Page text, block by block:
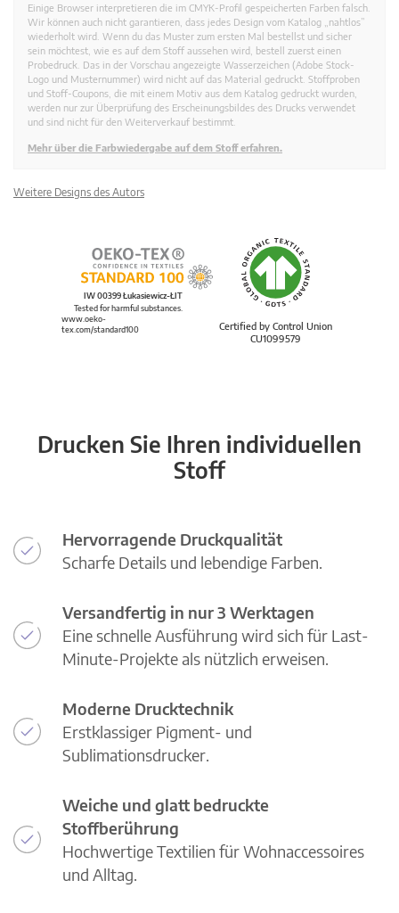
Einige Browser interpretieren die im CMYK-Profil gespeicherten Farben falsch.
Wir können auch nicht garantieren, dass jedes Design vom Katalog „nahtlos”
wiederholt wird. Wenn du das Muster zum ersten Mal bestellst und sicher
sein möchtest, wie es auf dem Stoff aussehen wird, bestell zuerst einen
Probedruck. Das in der Vorschau angezeigte Wasserzeichen (Adobe Stock-
Logo und Musternummer) wird nicht auf das Material gedruckt. Stoffproben
und Stoff-Coupons, die mit einem Motiv aus dem Katalog gedruckt wurden,
werden nur zur Überprüfung des Erscheinungsbildes des Drucks verwendet
und sind nicht für den Weiterverkauf bestimmt.
Mehr über die Farbwiedergabe auf dem Stoff erfahren.
Weitere Designs des Autors
Certified by Control Union
CU1099579
IW 00399 Łukasiewicz-ŁIT
Tested for harmful substances.
www.oeko-
tex.com/standard100
Drucken Sie Ihren individuellen
Stoff
Hervorragende Druckqualität
Scharfe Details und lebendige Farben.
Versandfertig in nur 3 Werktagen
Eine schnelle Ausführung wird sich für Last-
Minute-Projekte als nützlich erweisen.
Moderne Drucktechnik
Erstklassiger Pigment- und
Sublimationsdrucker.
Weiche und glatt bedruckte
Stoffberührung
Hochwertige Textilien für Wohnaccessoires
und Alltag.